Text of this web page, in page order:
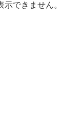
できません。